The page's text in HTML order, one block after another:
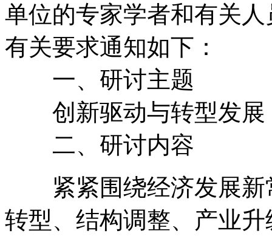
单位的专家学者和有关
有关要求通知如下：
一、研讨主题
创新驱动与转型发展
二、研讨内容
紧紧围绕经济发展新
转型、结构调整、产业